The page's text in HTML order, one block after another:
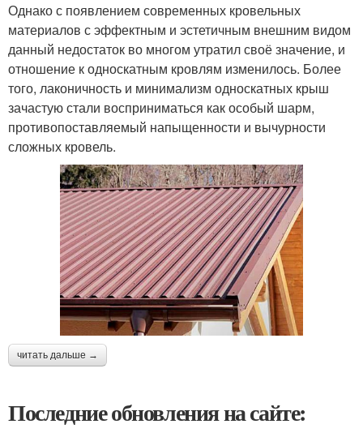
Однако с появлением современных кровельных
материалов с эффектным и эстетичным внешним видом
данный недостаток во многом утратил своё значение, и
отношение к односкатным кровлям изменилось. Более
того, лаконичность и минимализм односкатных крыш
зачастую стали восприниматься как особый шарм,
противопоставляемый напыщенности и вычурности
сложных кровель.
читать дальше →
Последние обновления на сайте: